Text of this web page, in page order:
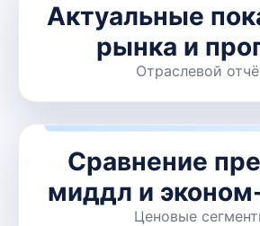
Актуальные
рынка и
Отраслевой
Сравнение
миддл и
Ценовые